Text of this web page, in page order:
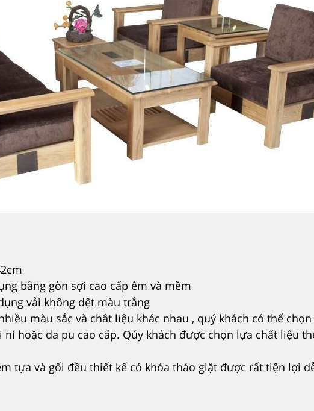
bằng gòn sợi cao cấp êm và mềm
vải không dệt màu trắng
màu sắc và chât liệu khác nhau , quý khách có thể
nỉ hoặc da pu cao cấp. Qúy khách được chọn lựa chất liệu
tựa và gối đều thiết kế có khóa tháo giặt được rất tiện lợi